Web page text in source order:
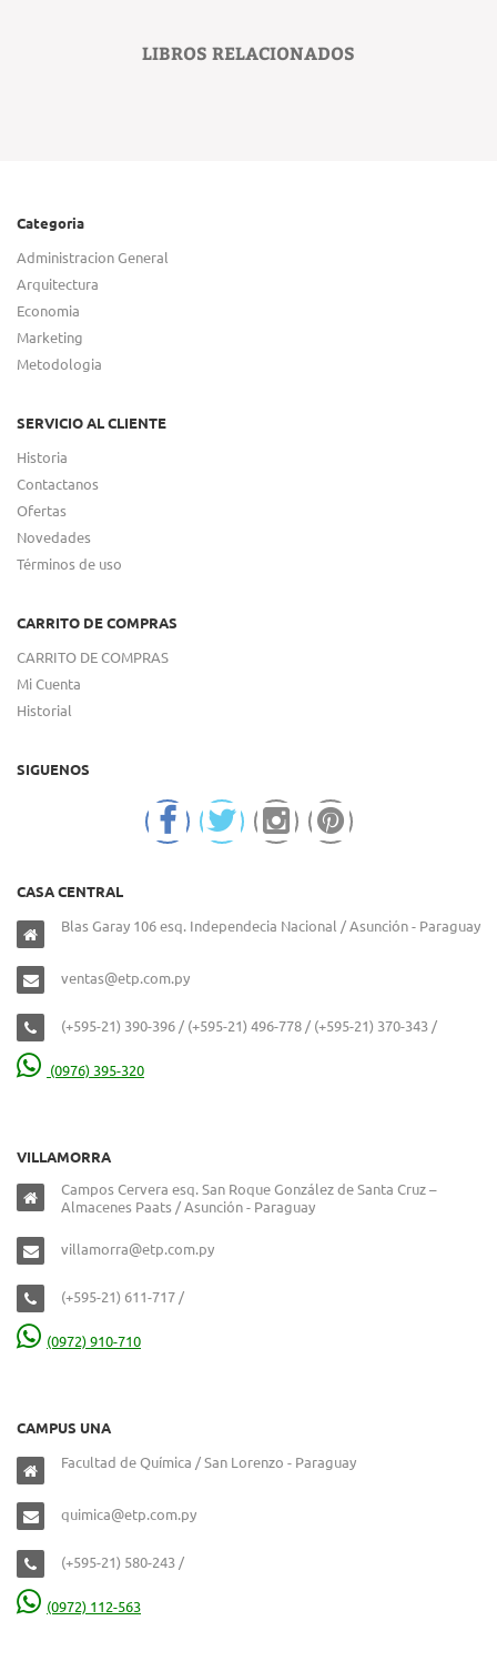
LIBROS RELACIONADOS
Categoria
Administracion General
Arquitectura
Economia
Marketing
Metodologia
SERVICIO AL CLIENTE
Historia
Contactanos
Ofertas
Novedades
Términos de uso
CARRITO DE COMPRAS
CARRITO DE COMPRAS
Mi Cuenta
Historial
SIGUENOS
CASA CENTRAL
Blas Garay 106 esq. Independecia Nacional / Asunción - Paraguay
ventas@etp.com.py
(+595-21) 390-396 / (+595-21) 496-778 / (+595-21) 370-343 /
(0976) 395-320
VILLAMORRA
Campos Cervera esq. San Roque González de Santa Cruz –
Almacenes Paats / Asunción - Paraguay
villamorra@etp.com.py
(+595-21) 611-717 /
(0972) 910-710
CAMPUS UNA
Facultad de Química / San Lorenzo - Paraguay
quimica@etp.com.py
(+595-21) 580-243 /
(0972) 112-563